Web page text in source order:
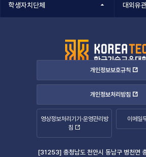
학생자치단체 대외유
개인정보보호규칙
개인정보처리방침
영상정보처리기기·운영관리방
침
이메일
[31253] 충청남도 천안시 동남구 병천면